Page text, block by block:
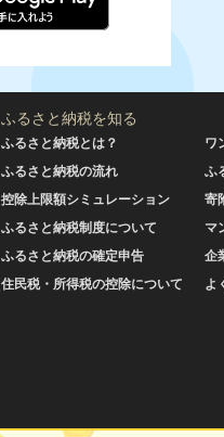
ふるさと納税を知る
ふるさと納税とは？
ふるさと納税の流れ
控除上限額シミュレーション
ふるさと納税制度について
ふるさと納税の確定申告
住民税・所得税の控除について
ワ
ふ
寄
マ
企
よ